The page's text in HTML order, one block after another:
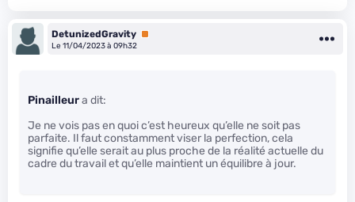
DetunizedGravity Premium
Le 11/04/2023 à 09h32
Pinailleura dit:
Je ne vois pas en quoi c’est heureux qu’elle ne soit pas
parfaite. Il faut constamment viser la perfection, cela
signifie qu’elle serait au plus proche de la réalité actuelle du
cadre du travail et qu’elle maintient un équilibre à jour.